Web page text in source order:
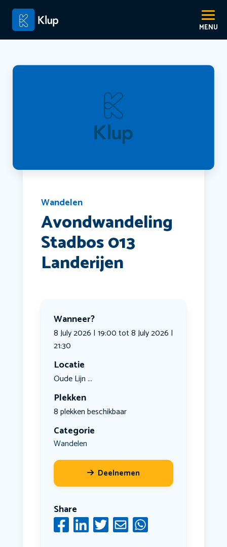
Wandelen
Avondwandeling
Stadbos 013
Landerijen
Wanneer?
8 July 2026 | 19:00 tot 8 July 2026 |
21:30
Locatie
Oude Lijn ...
Plekken
8 plekken beschikbaar
Categorie
Wandelen
Deelnemen
Share